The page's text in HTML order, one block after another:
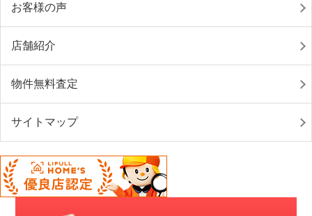
お客様の声
店舗紹介
物件無料査定
サイトマップ